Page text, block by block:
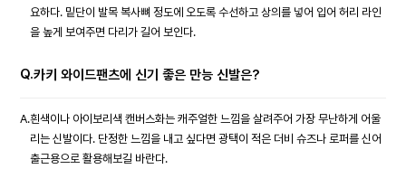
요하다. 밑단이 발목 복사뼈 정도에 오도록 수선하고 상의를 넣어 입어 허리 라인
을 높게 보여주면 다리가 길어 보인다.
Q.카키 와이드팬츠에 신기 좋은 만능 신발은?
A.흰색이나 아이보리색 캔버스화는 캐주얼한 느낌을 살려주어 가장 무난하게 어울
리는 신발이다. 단정한 느낌을 내고 싶다면 광택이 적은 더비 슈즈나 로퍼를 신어
출근용으로 활용해보길 바란다.